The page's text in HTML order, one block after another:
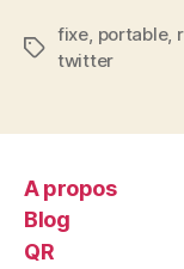
Étiquettes
fixe, portable,
twitter
A propos
Blog
QR